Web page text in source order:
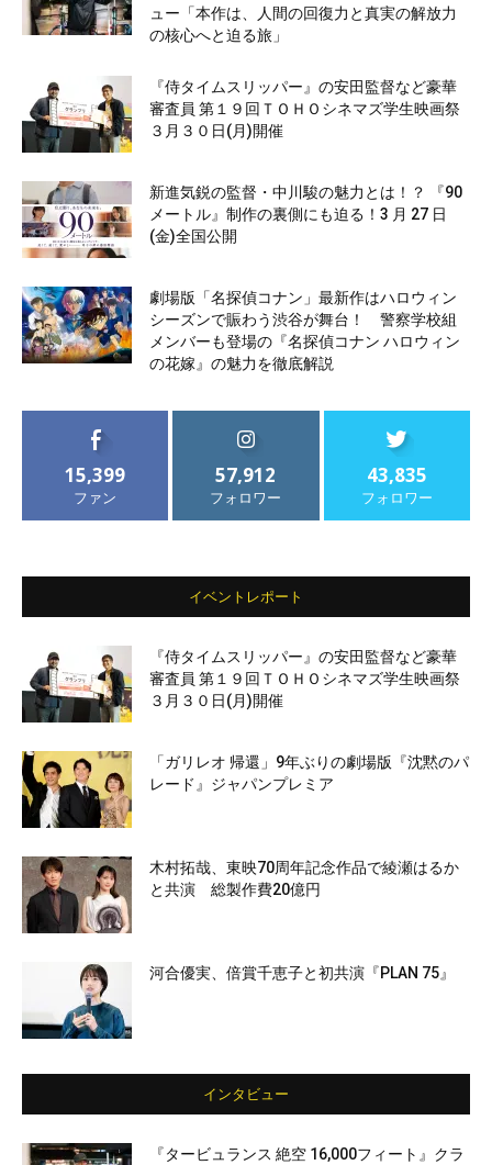
ュー「本作は、人間の回復力と真実の解放力
の核心へと迫る旅」
『侍タイムスリッパー』の安田監督など豪華
審査員 第１９回ＴＯＨＯシネマズ学生映画祭
３月３０日(月)開催
新進気鋭の監督・中川駿の魅力とは！？ 『90
メートル』制作の裏側にも迫る！3 月 27 日
(金)全国公開
劇場版「名探偵コナン」最新作はハロウィン
シーズンで賑わう渋谷が舞台！ 警察学校組
メンバーも登場の『名探偵コナン ハロウィン
の花嫁』の魅力を徹底解説
15,399
ファン
57,912
フォロワー
43,835
フォロワー
イベントレポート
『侍タイムスリッパー』の安田監督など豪華
審査員 第１９回ＴＯＨＯシネマズ学生映画祭
３月３０日(月)開催
「ガリレオ 帰還」9年ぶりの劇場版『沈黙のパ
レード』ジャパンプレミア
木村拓哉、東映70周年記念作品で綾瀬はるか
と共演 総製作費20億円
河合優実、倍賞千恵子と初共演『PLAN 75』
インタビュー
『タービュランス 絶空 16,000フィート』クラ